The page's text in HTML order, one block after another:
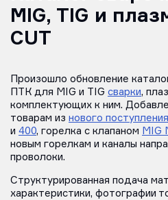
MIG, TIG и
CUT
Произошло обновление
ПТК для MIG и TIG сварки,
комплектующих к ним.
товарам из нового поступления
и 400, горелка с клапаном MIG
новым горелкам и каналы
проволоки.
Структурированная подача
характеристики, фотографии